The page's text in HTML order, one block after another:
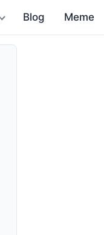
Blog Meme